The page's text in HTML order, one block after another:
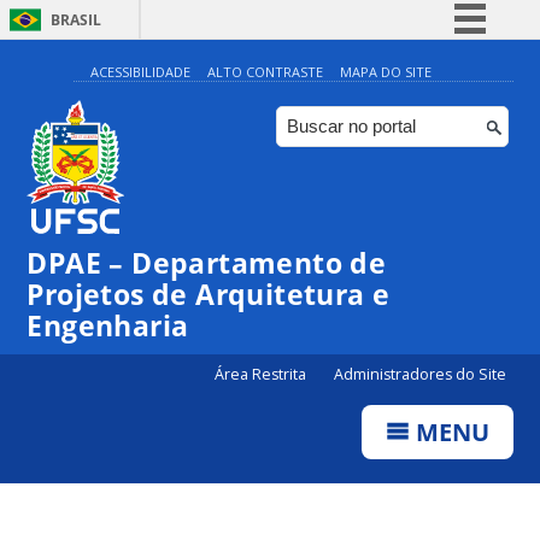
BRASIL
Simplifique!
Comunica BR
Participe
Canais
ACESSIBILIDADE ALTO CONTRASTE MAPA DO SITE
DPAE – Departamento de
Projetos de Arquitetura e
Engenharia
Área Restrita Administradores do Site
MENU